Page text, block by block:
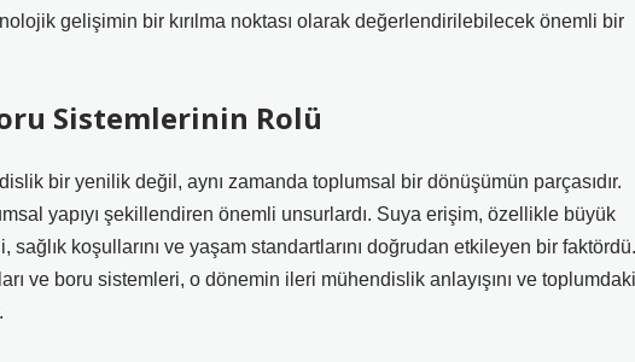
gelişimin bir kırılma noktası olarak değerlendirilebilecek önemli bir
Sistemlerinin Rolü
bir yenilik değil, aynı zamanda toplumsal bir dönüşümün parçasıdır.
yapıyı şekillendiren önemli unsurlardı. Suya erişim, özellikle büyük
koşullarını ve yaşam standartlarını doğrudan etkileyen bir faktördü.
ve boru sistemleri, o dönemin ileri mühendislik anlayışını ve toplumdaki